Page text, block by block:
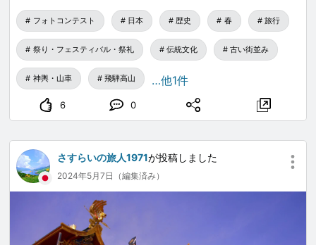
生で見るのは初めてで今までニュースや動画でしか見た
ことがなく、凄く新鮮で幻想的な世界観に触れることが
できました、私自身写真の技術はまだまだ未熟ですが、
見た時の感動を伝えたいのが思いとしてあるのですが…
フォトコンテスト 日本 歴史 春 旅行
祭り・フェスティバル・祭礼 伝統文化 古い街並み
神輿・山車 飛騨高山 …他1件
6 0
さすらいの旅人1971が投稿しました
2024年5月7日（編集済み）